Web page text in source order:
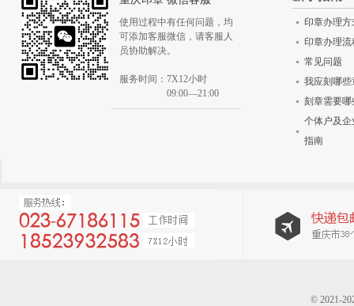
使用过程中有任何问题，均
可添加客服微信，请客服人
员协助解决。
服务时间：7X12小时
09:00—21:00
印章办理方
印章办理流
常见问题
我应刻哪些
刻章需要哪
个体户及企
指南
© 2021-